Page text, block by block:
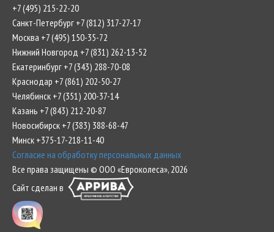
+7 (495) 215-22-20
Санкт-Петербург +7 (812) 317-27-17
Москва +7 (495) 150-35-72
Нижний Новгород +7 (831) 262-13-52
Екатеринбург +7 (343) 288-70-08
Краснодар +7 (861) 202-50-27
Челябинск +7 (351) 200-37-14
Казань +7 (843) 212-20-87
Новосибирск +7 (383) 388-68-47
Минск +375-17-218-11-40
Согласие на обработку персональных данных
Все права защищены © ООО «Евроколеса», 2026
Сайт сделан в